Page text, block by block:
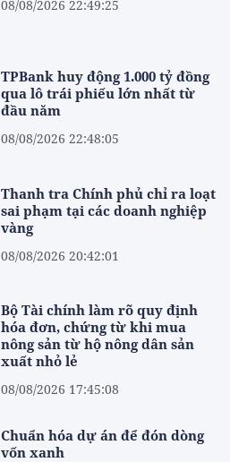
08/08/2026 22:49:25
TPBank huy động 1.000 tỷ đồng
qua lô trái phiếu lớn nhất từ
đầu năm
08/08/2026 22:48:05
Thanh tra Chính phủ chỉ ra loạt
sai phạm tại các doanh nghiệp
vàng
08/08/2026 20:42:01
Bộ Tài chính làm rõ quy định
hóa đơn, chứng từ khi mua
nông sản từ hộ nông dân sản
xuất nhỏ lẻ
08/08/2026 17:45:08
Chuẩn hóa dự án để đón dòng
vốn xanh